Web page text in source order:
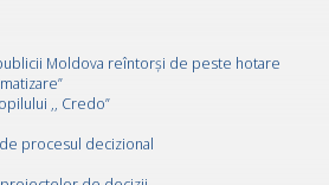
Moldova reîntorși de peste hotare
,, Credo”
procesul decizional